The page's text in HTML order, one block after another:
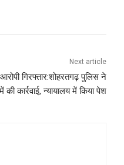
Next article
गिरफ्तार:शोहरतगढ़ पुलिस ने
कार्रवाई, न्यायालय में किया पेश